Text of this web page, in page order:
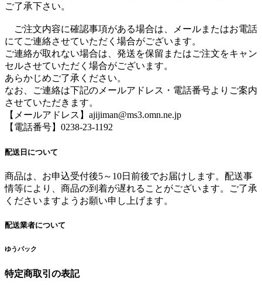
ご了承下さい。
ご注文内容に確認事項がある場合は、メールまたはお電話
にてご連絡させていただく場合がございます。
ご連絡が取れない場合は、発送を保留またはご注文をキャン
セルさせていただく場合がございます。
あらかじめご了承ください。
なお、ご連絡は下記のメールアドレス・電話番号よりご案内
させていただきます。
【メールアドレス】ajijiman@ms3.omn.ne.jp
【電話番号】0238-23-1192
配送日について
商品は、お申込受付後5～10日前後でお届けします。配送事
情等により、商品の到着が遅れることがございます。ご了承
くださいますようお願い申し上げます。
配送業者について
ゆうパック
特定商取引の表記